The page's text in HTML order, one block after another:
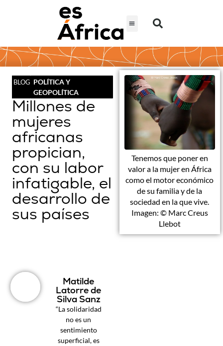
BLOG POLÍTICA Y
GEOPOLÍTICA
Millones de
mujeres
africanas
propician,
con su labor
infatigable, el
desarrollo de
sus países
Tenemos que poner en
valor a la mujer en África
como el motor económico
de su familia y de la
sociedad en la que vive.
Imagen: © Marc Creus
Llebot
Matilde
Latorre de
Silva Sanz
“La solidaridad
no es un
sentimiento
superficial, es